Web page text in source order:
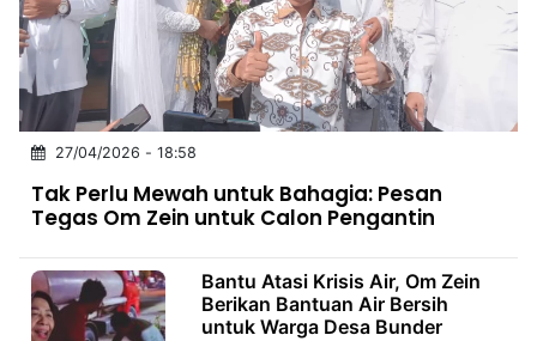
INDONESIA
Partner
NTB
Time
IDN
Jogja
Rakyat
News
Notice
Baru
Follow
Kabarbaru
27/04/2026 - 18:58
Tak Perlu Mewah untuk Bahagia: Pesan
Tegas Om Zein untuk Calon Pengantin
Bantu Atasi Krisis Air, Om Zein
Berikan Bantuan Air Bersih
untuk Warga Desa Bunder